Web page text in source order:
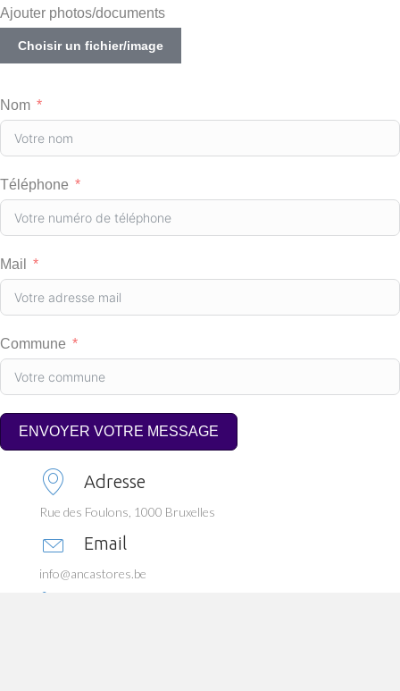
Ajouter photos/documents
Choisir un fichier/image
Nom
Téléphone
Mail
Commune
ENVOYER VOTRE MESSAGE
Adresse
Rue des Foulons, 1000 Bruxelles
Email
info@ancastores.be